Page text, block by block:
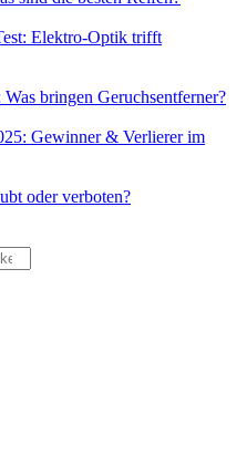
Elektro-Optik trifft
bringen Geruchsentferner?
Gewinner & Verlierer im
oder verboten?